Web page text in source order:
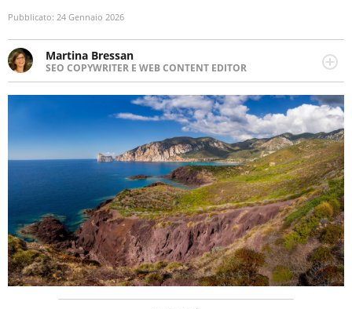
Pubblicato: 24 Gennaio 2026
Martina Bressan
SEO COPYWRITER E WEB CONTENT EDITOR
Appassionata di viaggi, di trail running e di yoga, ama
scoprire nuovi posti e nuove culture. Curiosa,
determinata e intraprendente adora leggere ma
soprattutto scrivere.